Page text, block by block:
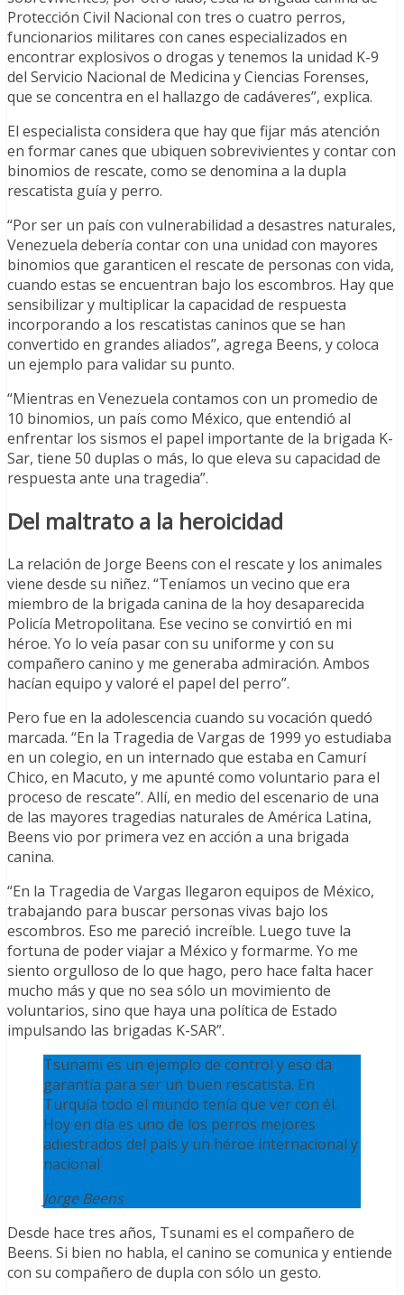
Protección Civil Nacional con tres o cuatro perros,
funcionarios militares con canes especializados en
encontrar explosivos o drogas y tenemos la unidad K-9
del Servicio Nacional de Medicina y Ciencias Forenses,
que se concentra en el hallazgo de cadáveres”, explica.
El especialista considera que hay que fijar más atención
en formar canes que ubiquen sobrevivientes y contar con
binomios de rescate, como se denomina a la dupla
rescatista guía y perro.
“Por ser un país con vulnerabilidad a desastres naturales,
Venezuela debería contar con una unidad con mayores
binomios que garanticen el rescate de personas con vida,
cuando estas se encuentran bajo los escombros. Hay que
sensibilizar y multiplicar la capacidad de respuesta
incorporando a los rescatistas caninos que se han
convertido en grandes aliados”, agrega Beens, y coloca
un ejemplo para validar su punto.
“Mientras en Venezuela contamos con un promedio de
10 binomios, un país como México, que entendió al
enfrentar los sismos el papel importante de la brigada K-
Sar, tiene 50 duplas o más, lo que eleva su capacidad de
respuesta ante una tragedia”.
Del maltrato a la heroicidad
La relación de Jorge Beens con el rescate y los animales
viene desde su niñez. “Teníamos un vecino que era
miembro de la brigada canina de la hoy desaparecida
Policía Metropolitana. Ese vecino se convirtió en mi
héroe. Yo lo veía pasar con su uniforme y con su
compañero canino y me generaba admiración. Ambos
hacían equipo y valoré el papel del perro”.
Pero fue en la adolescencia cuando su vocación quedó
marcada. “En la Tragedia de Vargas de 1999 yo estudiaba
en un colegio, en un internado que estaba en Camurí
Chico, en Macuto, y me apunté como voluntario para el
proceso de rescate”. Allí, en medio del escenario de una
de las mayores tragedias naturales de América Latina,
Beens vio por primera vez en acción a una brigada
canina.
“En la Tragedia de Vargas llegaron equipos de México,
trabajando para buscar personas vivas bajo los
escombros. Eso me pareció increíble. Luego tuve la
fortuna de poder viajar a México y formarme. Yo me
siento orgulloso de lo que hago, pero hace falta hacer
mucho más y que no sea sólo un movimiento de
voluntarios, sino que haya una política de Estado
impulsando las brigadas K-SAR”.
Tsunami es un ejemplo de control y eso da
garantía para ser un buen rescatista. En
Turquía todo el mundo tenía que ver con él.
Hoy en día es uno de los perros mejores
adiestrados del país y un héroe internacional y
nacional
Jorge Beens
Desde hace tres años, Tsunami es el compañero de
Beens. Si bien no habla, el canino se comunica y entiende
con su compañero de dupla con sólo un gesto.